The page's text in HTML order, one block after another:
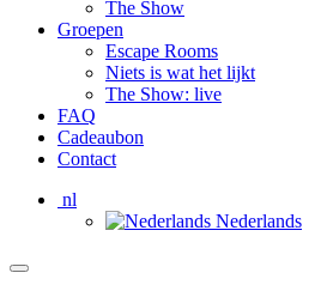
The Show
Groepen
Escape Rooms
Niets is wat het lijkt
The Show: live
FAQ
Cadeaubon
Contact
nl
Nederlands